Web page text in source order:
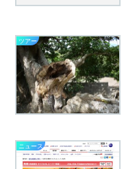
ツアー
ニュース